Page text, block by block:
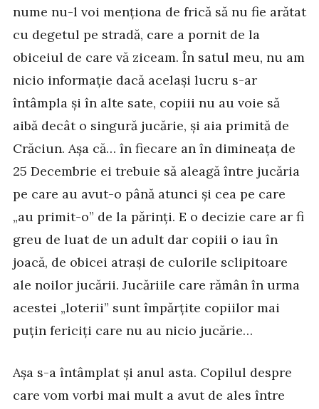
nume nu-l voi menționa de frică să nu fie arătat
cu degetul pe stradă, care a pornit de la
obiceiul de care vă ziceam. În satul meu, nu am
nicio informație dacă același lucru s-ar
întâmpla și în alte sate, copiii nu au voie să
aibă decât o singură jucărie, și aia primită de
Crăciun. Așa că… în fiecare an în dimineața de
25 Decembrie ei trebuie să aleagă între jucăria
pe care au avut-o până atunci și cea pe care
„au primit-o” de la părinți. E o decizie care ar fi
greu de luat de un adult dar copiii o iau în
joacă, de obicei atrași de culorile sclipitoare
ale noilor jucării. Jucăriile care rămân în urma
acestei „loterii” sunt împărțite copiilor mai
puțin fericiți care nu au nicio jucărie…
Așa s-a întâmplat și anul asta. Copilul despre
care vom vorbi mai mult a avut de ales între